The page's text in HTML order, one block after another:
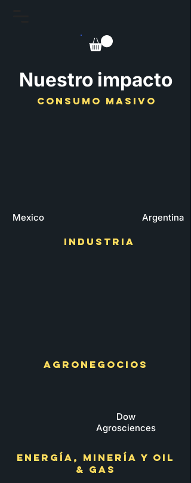
Nuestro impacto
CONSUMO MASIVO
Mexico Argentina
INDUSTRIA
AGRONEGOCIOS
Dow
Agrosciences
ENERGÍA, MINERÍA Y OIL
& GAS